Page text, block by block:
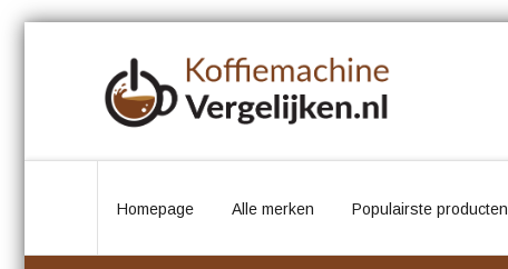
Homepage Alle merken Populairste producten